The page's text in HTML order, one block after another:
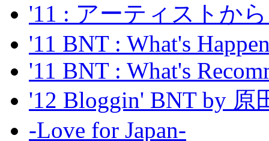
'11 : アーティストか
'11 BNT : What's
'11 BNT : What's
'12 Bloggin' BNT by 原
-Love for Japan-